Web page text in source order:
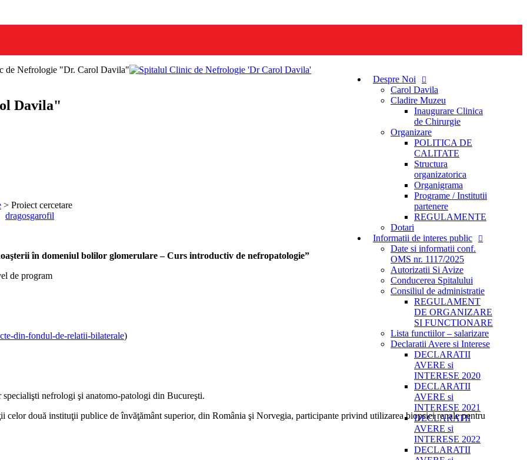
de Nefrologie "Dr. Carol Davila"
Davila"
Despre Noi
Carol Davila
Cladire Muzeu
Inaugurare Clinica
de Chirurgie
Organizare
POLITICA DE
CALITATE
Structura
organizatorica
Organigrama
Programe / Institutii
partenere
REGULAMENTE
Dotari
Informatii de interes public
Date si informatii conf.
OMS nr. 1117/2025
Autorizatii Si Avize
Conducerea Spitalului
Consiliul de administratie
REGULAMENT
DE ORGANIZARE
SI FUNCTIONARE
Lista functiilor – salarizare
Declaratii Avere si Interese
DECLARATII
AVERE si
INTERESE 2020
DECLARATII
AVERE si
INTERESE 2021
DECLARATII
AVERE si
INTERESE 2022
DECLARATII
> Proiect cercetare
Author
dragosgarofil
în domeniul bolilor glomerulare – Curs introductiv de nefropatologie”
de program
din-fondul-de-relatii-bilaterale)
nefrologi şi anatomo-patologi din Bucureşti.
celor două instituţii publice de învăţământ superior, din România şi Norvegia, participante privind utilizarea biopsiei renale pentru